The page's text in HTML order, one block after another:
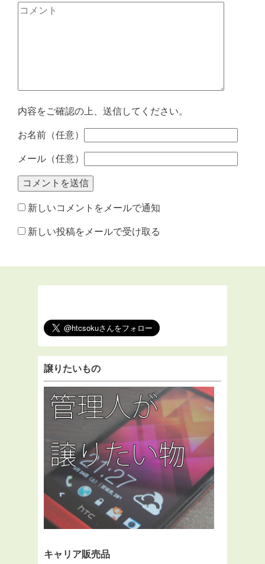
内容をご確認の上、送信してください。
お名前（任意）
メール（任意）
新しいコメントをメールで通知
新しい投稿をメールで受け取る
譲りたいもの
キャリア販売品